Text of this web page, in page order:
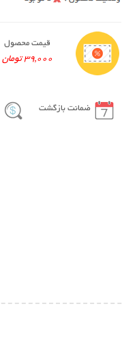
قیمت محصول
39,000 تومان
ضمانت بازگشت